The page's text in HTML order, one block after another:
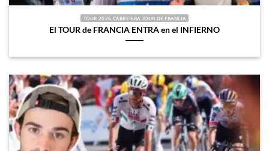
TOUR 2026 CARRETERA TOUR DE FRANCIA
El TOUR de FRANCIA ENTRA en el INFIERNO